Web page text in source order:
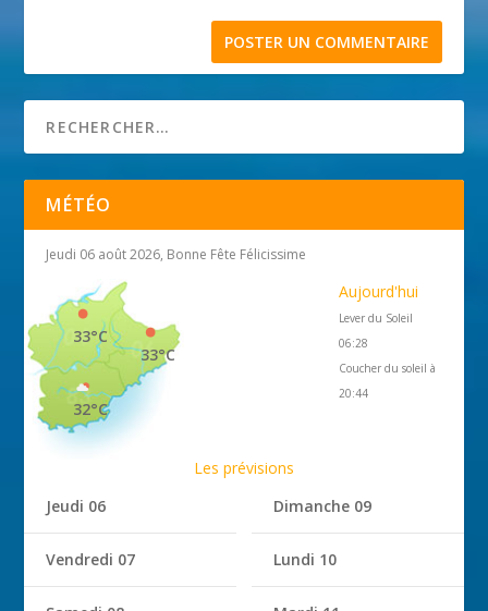
MÉTÉO
Jeudi 06 août 2026, Bonne Fête Félicissime
33°C
33°C
32°C
Aujourd'hui
Lever du Soleil
06:28
Coucher du soleil à
20:44
Les prévisions
Jeudi 06
Vendredi 07
Dimanche 09
Lundi 10